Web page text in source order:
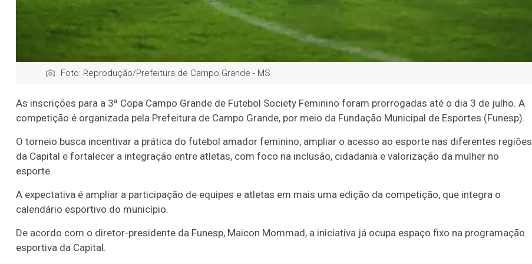
Foto: Reprodução/Prefeitura de Campo Grande - MS
As inscrições para a 3ª Copa Campo Grande de Futebol Society Feminino foram prorrogadas até o dia 3 de julho. A
competição é organizada pela Prefeitura de Campo Grande, por meio da Fundação Municipal de Esportes (Funesp).
O torneio busca incentivar a prática do futebol amador feminino, ampliar o acesso ao esporte nas diferentes regiões
da Capital e fortalecer a integração entre atletas, com foco na inclusão, cidadania e valorização da mulher no
esporte.
A expectativa é ampliar a participação de equipes e atletas em mais uma edição da competição, que integra o
calendário esportivo do município.
De acordo com o diretor-presidente da Funesp, Maicon Mommad, a iniciativa já ocupa espaço fixo na programação
esportiva da Capital.